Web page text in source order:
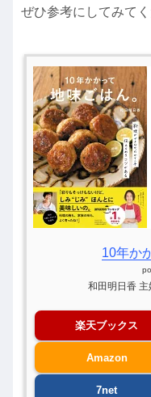
ぜひ参考にしてみて
10年か
和田明日香
楽天ブックス
Amazon
7net